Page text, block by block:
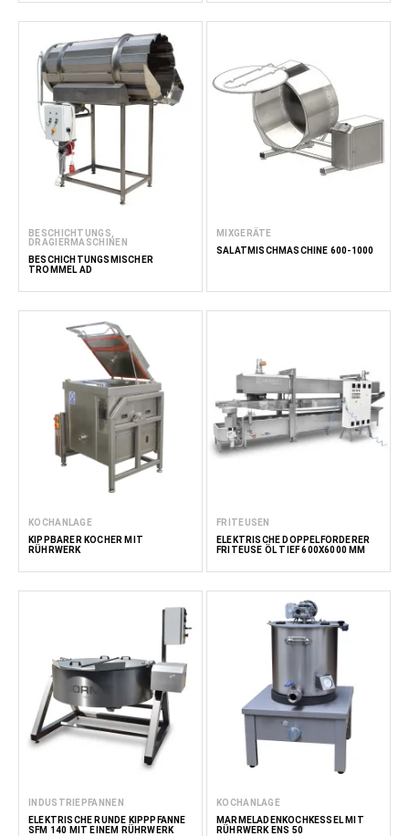
BESCHICHTUNGS,
DRAGIERMASCHINEN
BESCHICHTUNGSMISCHER
TROMMEL AD
MIXGERÄTE
SALATMISCHMASCHINE 600-1000
KOCHANLAGE
KIPPBARER KOCHER MIT
RÜHRWERK
FRITEUSEN
ELEKTRISCHE DOPPELFÖRDERER
FRITEUSE ÖL TIEF 600X6000 MM
INDUSTRIEPFANNEN
ELEKTRISCHE RUNDE KIPPPFANNE
SFM 140 MIT EINEM RÜHRWERK
KOCHANLAGE
MARMELADENKOCHKESSEL MIT
RÜHRWERK ENS 50